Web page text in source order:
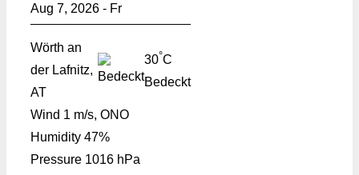
Aug 7, 2026 - Fr
Wörth an
der Lafnitz,
AT
30°C
Bedeckt
Wind 1 m/s, ONO
Humidity 47%
Pressure 1016 hPa